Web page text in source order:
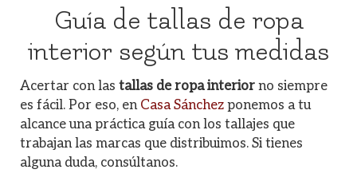
Guía de tallas de ropa
interior según tus medidas
Acertar con las tallas de ropa interior no siempre
es fácil. Por eso, en Casa Sánchez ponemos a tu
alcance una práctica guía con los tallajes que
trabajan las marcas que distribuimos. Si tienes
alguna duda, consúltanos.